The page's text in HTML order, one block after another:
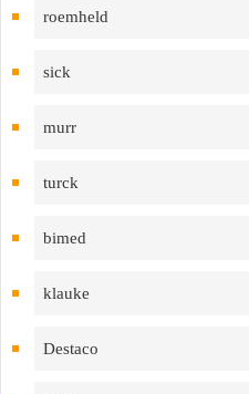
roemheld
sick
murr
turck
bimed
klauke
Destaco